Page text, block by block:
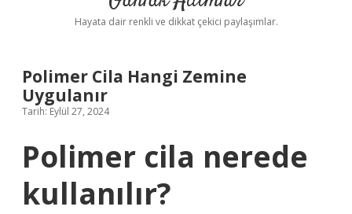
Yasal Uyarı
Hayata dair renkli ve dikkat çekici paylaşımlar.
Polimer Cila Hangi Zemine
Uygulanır
Tarih: Eylül 27, 2024
Polimer cila nerede
kullanılır?